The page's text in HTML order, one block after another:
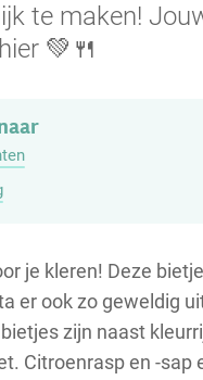
te maken!
💚🍴
je kleren! Deze
er ook zo geweldig
zijn naast
Citroenrasp en -